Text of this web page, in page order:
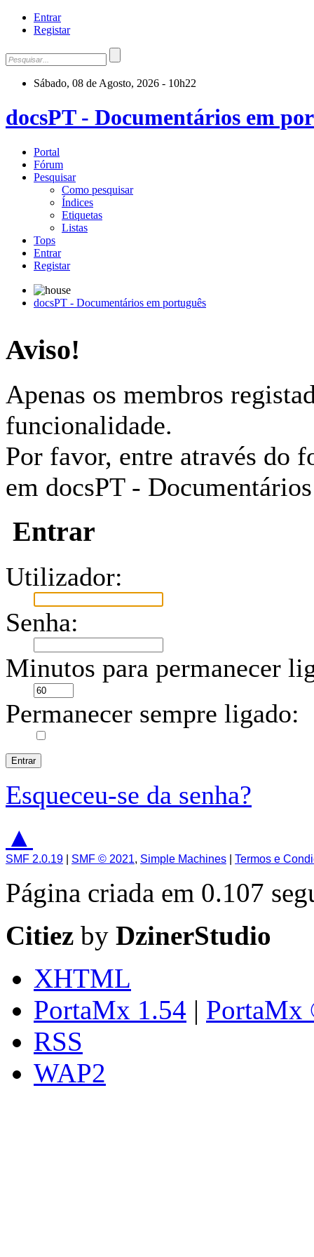
Entrar
Registar
Sábado, 08 de Agosto, 2026 - 10h22
docsPT - Documentários em
Portal
Fórum
Pesquisar
Como pesquisar
Índices
Etiquetas
Listas
Tops
Entrar
Registar
docsPT - Documentários em português
Aviso!
Apenas os membros
funcionalidade.
Por favor, entre através do
em docsPT -
Entrar
Utilizador:
Senha:
Minutos para permanecer
Permanecer sempre ligado:
Esqueceu-se da senha?
▲
SMF 2.0.19 SMF © 2021, Simple Machines Termos e
Página criada em 0.107
Citiez by DzinerStudio
XHTML
PortaMx 1.54 | PortaMx
RSS
WAP2